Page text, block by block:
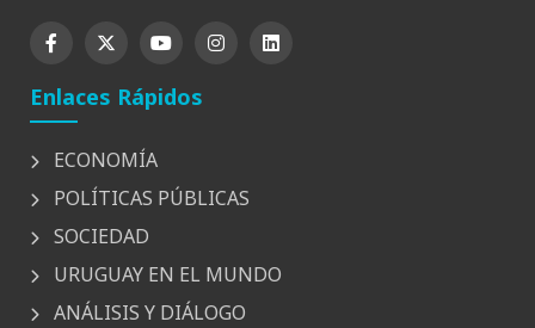
Enlaces Rápidos
ECONOMÍA
POLÍTICAS PÚBLICAS
SOCIEDAD
URUGUAY EN EL MUNDO
ANÁLISIS Y DIÁLOGO